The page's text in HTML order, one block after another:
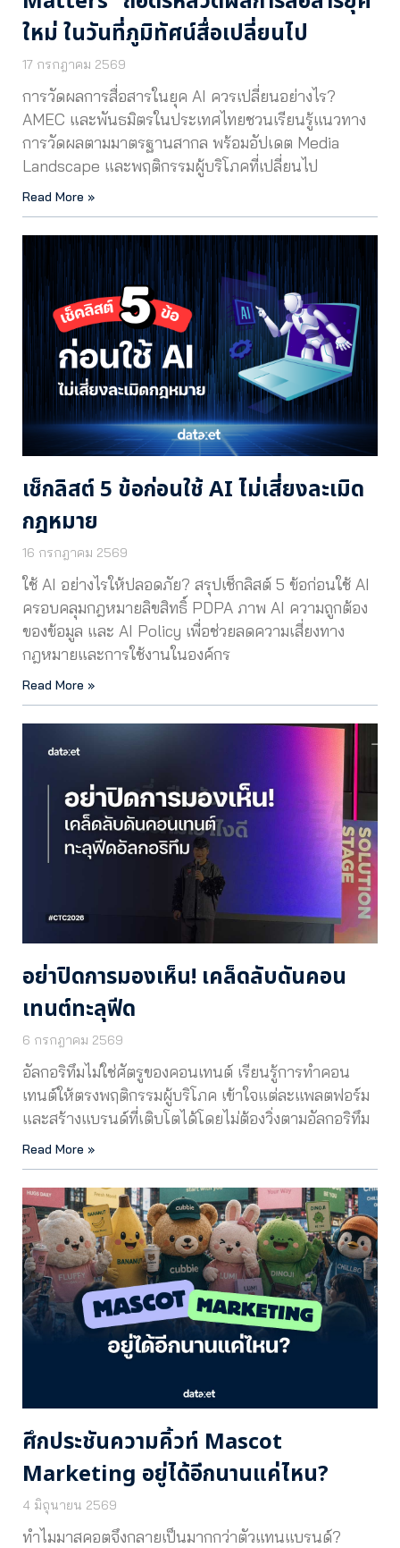
ใหม่ ในวันที่ภูมิทัศน์สื่อเปลี่ยนไป
17 กรกฎาคม 2569
การวัดผลการสื่อสารในยุค AI ควรเปลี่ยนอย่างไร?
AMEC และพันธมิตรในประเทศไทยชวนเรียนรู้แนวทาง
การวัดผลตามมาตรฐานสากล พร้อมอัปเดต Media
Landscape และพฤติกรรมผู้บริโภคที่เปลี่ยนไป
Read More »
เช็กลิสต์ 5 ข้อก่อนใช้ AI ไม่เสี่ยงละเมิด
กฎหมาย
16 กรกฎาคม 2569
ใช้ AI อย่างไรให้ปลอดภัย? สรุปเช็กลิสต์ 5 ข้อก่อนใช้ AI
ครอบคลุมกฎหมายลิขสิทธิ์ PDPA ภาพ AI ความถูกต้อง
ของข้อมูล และ AI Policy เพื่อช่วยลดความเสี่ยงทาง
กฎหมายและการใช้งานในองค์กร
Read More »
อย่าปิดการมองเห็น! เคล็ดลับดันคอน
เทนต์ทะลุฟีด
6 กรกฎาคม 2569
อัลกอริทึมไม่ใช่ศัตรูของคอนเทนต์ เรียนรู้การทำคอน
เทนต์ให้ตรงพฤติกรรมผู้บริโภค เข้าใจแต่ละแพลตฟอร์ม
และสร้างแบรนด์ที่เติบโตได้โดยไม่ต้องวิ่งตามอัลกอริทึม
Read More »
ศึกประชันความคิ้วท์ Mascot
Marketing อยู่ได้อีกนานแค่ไหน?
4 มิถุนายน 2569
ทำไมมาสคอตจึงกลายเป็นมากกว่าตัวแทนแบรนด์?